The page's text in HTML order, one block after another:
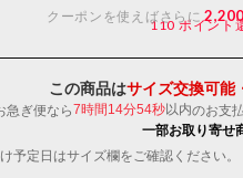
クーポンを使えばさらに
110ポイント
この商品はサイズ交換可能
急ぎ便なら7時間14分53秒以内のお支
一部お取り寄せ
予定日はサイズ欄をご確認ください。